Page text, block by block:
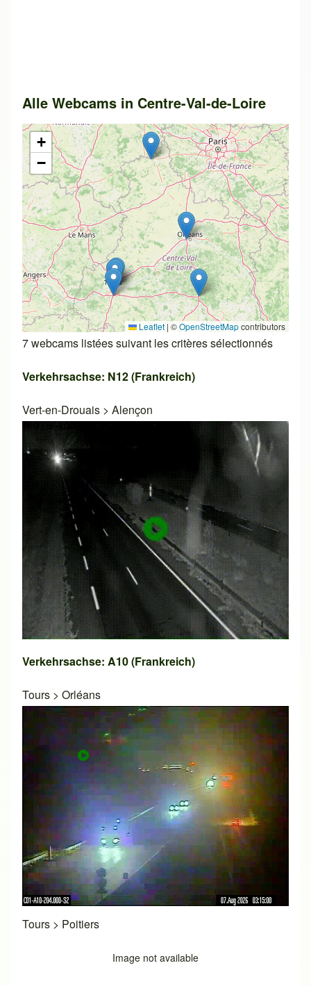
Alle Webcams in Centre-Val-de-Loire
+
−
Leaflet | ©OpenStreetMapcontributors
7 webcams listées suivant les critères sélectionnés
Verkehrsachse: N12 (Frankreich)
Vert-en-Drouais > Alençon
Verkehrsachse: A10 (Frankreich)
Tours > Orléans
Tours > Poitiers
Image not available